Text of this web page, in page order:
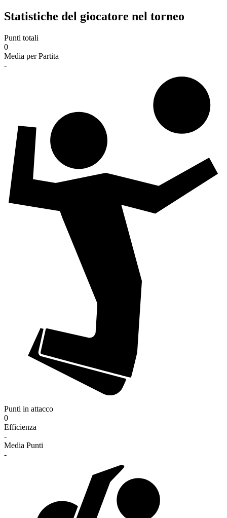
Statistiche del giocatore nel torneo
Punti totali
0
Media per Partita
-
Punti in attacco
0
Efficienza
-
Media Punti
-